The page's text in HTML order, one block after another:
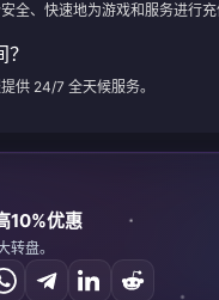
全、快速地为游戏和服务进行充
供 24/7 全天候服务。
10%优惠
转盘。